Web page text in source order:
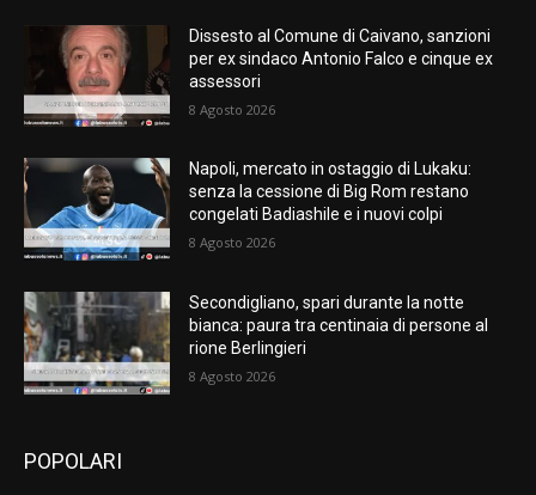
Dissesto al Comune di Caivano, sanzioni
per ex sindaco Antonio Falco e cinque ex
assessori
8 Agosto 2026
Napoli, mercato in ostaggio di Lukaku:
senza la cessione di Big Rom restano
congelati Badiashile e i nuovi colpi
8 Agosto 2026
Secondigliano, spari durante la notte
bianca: paura tra centinaia di persone al
rione Berlingieri
8 Agosto 2026
POPOLARI